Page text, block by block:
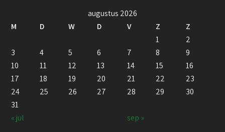
augustus 2026
M
D W D V Z
Z
1
2
3
4 5 6 7 8
9
10
11 12 13 14 15
16
17
18 19 20 21 22
23
24
25 26 27 28 29
30
31
« jul
sep »